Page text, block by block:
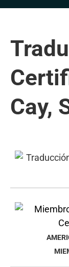
Cay,